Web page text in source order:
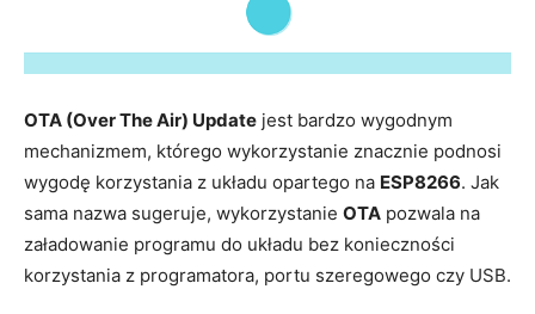
OTA (Over The Air) Update jest bardzo wygodnym
mechanizmem, którego wykorzystanie znacznie podnosi
wygodę korzystania z układu opartego na ESP8266. Jak
sama nazwa sugeruje, wykorzystanie OTA pozwala na
załadowanie programu do układu bez konieczności
korzystania z programatora, portu szeregowego czy USB.